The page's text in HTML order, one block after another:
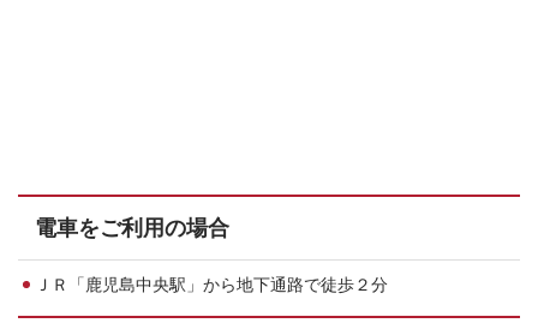
電車をご利用の場合
ＪＲ「鹿児島中央駅」から地下通路で徒歩２分